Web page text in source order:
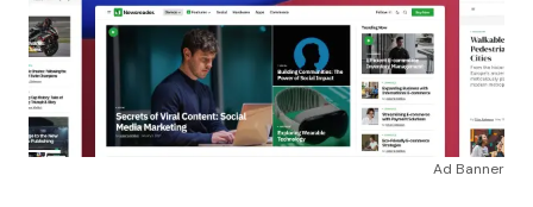
Ad Banner